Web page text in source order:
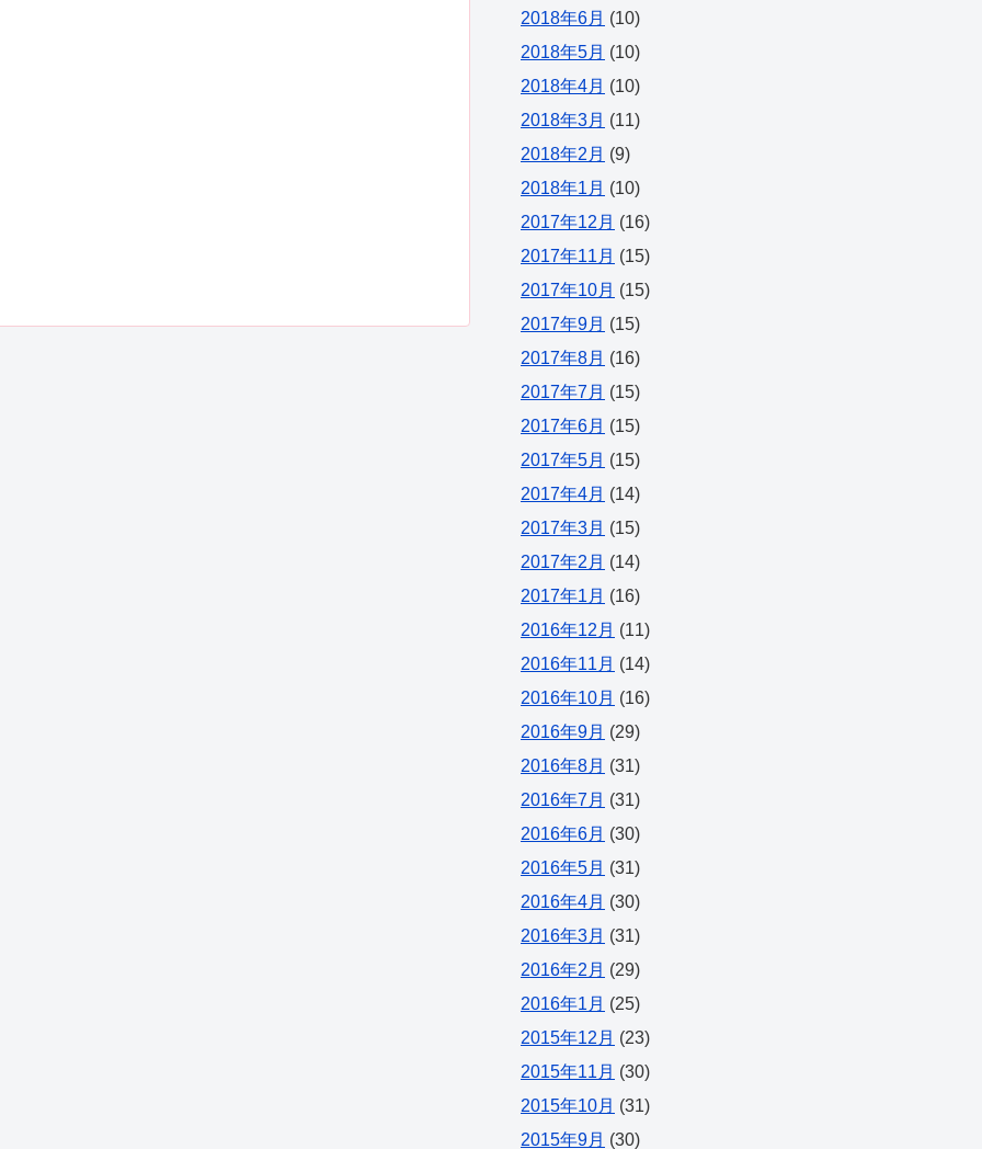
2018年6月 (10)
2018年5月 (10)
2018年4月 (10)
2018年3月 (11)
2018年2月 (9)
2018年1月 (10)
2017年12月 (16)
2017年11月 (15)
2017年10月 (15)
2017年9月 (15)
2017年8月 (16)
2017年7月 (15)
2017年6月 (15)
2017年5月 (15)
2017年4月 (14)
2017年3月 (15)
2017年2月 (14)
2017年1月 (16)
2016年12月 (11)
2016年11月 (14)
2016年10月 (16)
2016年9月 (29)
2016年8月 (31)
2016年7月 (31)
2016年6月 (30)
2016年5月 (31)
2016年4月 (30)
2016年3月 (31)
2016年2月 (29)
2016年1月 (25)
2015年12月 (23)
2015年11月 (30)
2015年10月 (31)
2015年9月 (30)